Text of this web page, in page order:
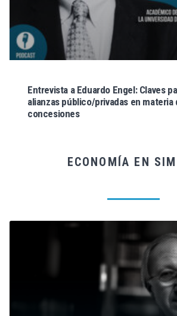
Entrevista a Eduardo Engel: Claves
alianzas público/privadas en materia
concesiones
ECONOMÍA EN